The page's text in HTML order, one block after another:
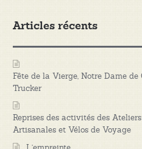
Articles récents
Fête de la Vierge, Notre Dame
Trucker
Reprises des activités des
Artisanales et Vélos de Voyage